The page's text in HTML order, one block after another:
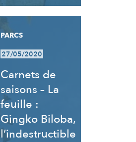
PARCS
27/05/2020
Carnets de
saisons – La
feuille :
Gingko Biloba,
l’indestructible